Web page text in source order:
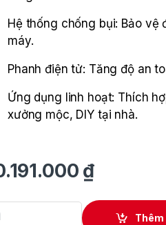
Hệ thống chống bụi: Bảo
máy.
Phanh điện tử: Tăng độ an
Ứng dụng linh hoạt: Thích
xưởng mộc, DIY tại nhà.
₫
Cưa Đĩa Dùng Pin Makita
Thêm